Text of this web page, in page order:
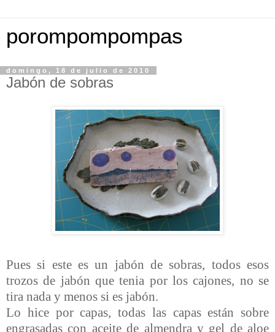
porompompompas
domingo, 18 de julio de 2010
Jabón de sobras
Pues si este es un jabón de sobras, todos esos
trozos de jabón que tenia por los cajones, no se
tira nada y menos si es jabón.
Lo hice por capas, todas las capas están sobre
engrasadas con aceite de almendra y gel de aloe